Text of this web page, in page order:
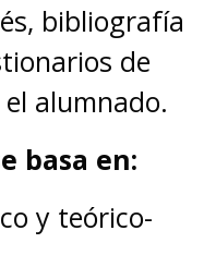
bibliografía
de
alumnado.
basa en:
y teórico-